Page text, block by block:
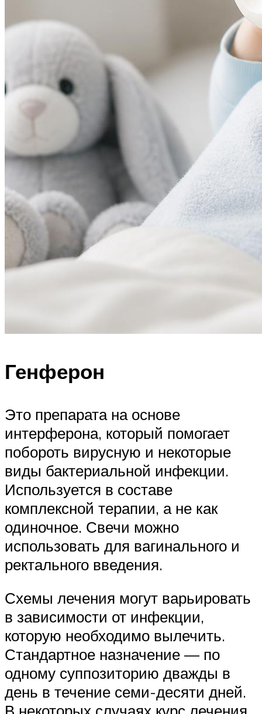
Генферон
Это препарата на основе
интерферона, который помогает
побороть вирусную и некоторые
виды бактериальной инфекции.
Используется в составе
комплексной терапии, а не как
одиночное. Свечи можно
использовать для вагинального и
ректального введения.
Схемы лечения могут варьировать
в зависимости от инфекции,
которую необходимо вылечить.
Стандартное назначение — по
одному суппозиторию дважды в
день в течение семи-десяти дней.